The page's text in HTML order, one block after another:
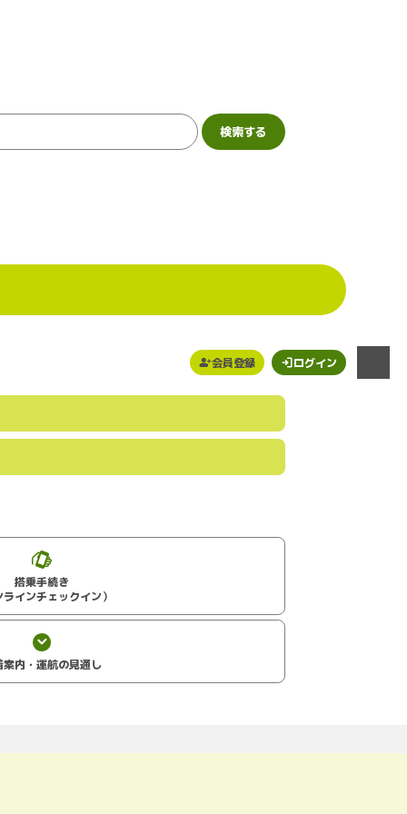
会員登録 ログイン
搭乗手続き
ラインチェックイン）
案内・運航の見通し